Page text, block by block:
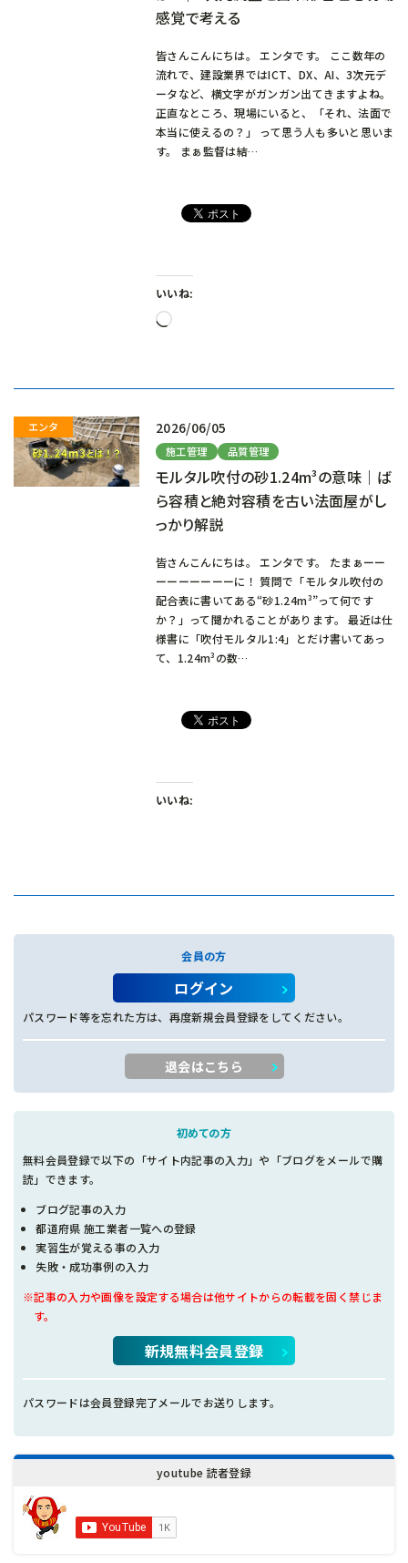
感覚で考える
皆さんこんにちは。 エンタです。 ここ数年の
流れで、建設業界ではICT、DX、AI、3次元デ
ータなど、横文字がガンガン出てきますよね。
正直なところ、現場にいると、「それ、法面で
本当に使えるの？」 って思う人も多いと思いま
す。 まぁ監督は結…
いいね:
読
2026/06/05
施工管理 品質管理
モルタル吹付の砂1.24m³の意味｜ば
ら容積と絶対容積を古い法面屋がし
っかり解説
皆さんこんにちは。 エンタです。 たまぁーー
ーーーーーーーに！ 質問で「モルタル吹付の
配合表に書いてある“砂1.24m³”って何です
か？」って聞かれることがあります。 最近は仕
様書に「吹付モルタル1:4」とだけ書いてあっ
て、1.24m³の数…
いいね:
会員の方
ログイン
パスワード等を忘れた方は、再度新規会員登録をしてください。
退会はこちら
初めての方
無料会員登録で以下の「サイト内記事の入力」や「ブログをメールで購
読」できます。
ブログ記事の入力
都道府県 施工業者一覧への登録
実習生が覚える事の入力
失敗・成功事例の入力
※記事の入力や画像を設定する場合は他サイトからの転載を固く禁じま
す。
新規無料会員登録
パスワードは会員登録完了メールでお送りします。
youtube 読者登録